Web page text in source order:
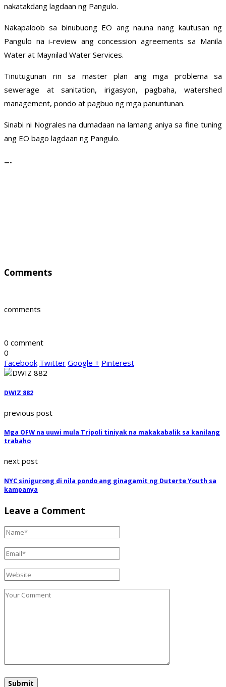
nakatakdang lagdaan ng Pangulo.
Nakapaloob sa binubuong EO ang nauna nang kautusan ng
Pangulo na i-review ang concession agreements sa Manila
Water at Maynilad Water Services.
Tinutugunan rin sa master plan ang mga problema sa
sewerage at sanitation, irigasyon, pagbaha, watershed
management, pondo at pagbuo ng mga panuntunan.
Sinabi ni Nograles na dumadaan na lamang aniya sa fine tuning
ang EO bago lagdaan ng Pangulo.
—-
Comments
comments
0 comment
0
Facebook Twitter Google + Pinterest
DWIZ 882
previous post
Mga OFW na uuwi mula Tripoli tiniyak na makakabalik sa kanilang
trabaho
next post
NYC sinigurong di nila pondo ang ginagamit ng Duterte Youth sa
kampanya
Leave a Comment